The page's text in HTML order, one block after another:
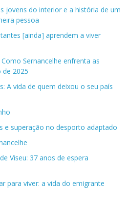
jovens do interior e a história de um
pessoa
[ainda] aprendem a viver
Sernancelhe enfrenta as
de 2025
A vida de quem deixou o seu país
e superação no desporto adaptado
Viseu: 37 anos de espera
para viver: a vida do emigrante